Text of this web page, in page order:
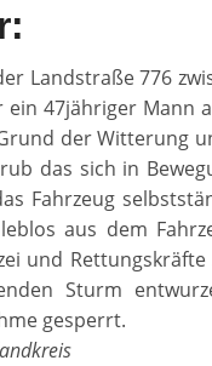
Landstraße 776
47jähriger Mann
der Witterung
das sich in
Fahrzeug
aus dem
und
Sturm
gesperrt.